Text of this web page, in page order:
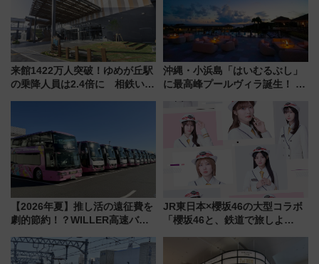
来館1422万人突破！ゆめが丘駅
の乗降人員は2.4倍に 相鉄いず
マンが登場
沖縄・小浜島「はいむるぶし」
に最高峰プールヴィラ誕生！ 石
美旅「何もしない贅沢」を体験
してみない？
【2026年夏】推し活の遠征費を
劇的節約！？WILLER高速バス
温泉の最強ルート 予約期間・
対象路線まとめ
JR東日本×櫻坂46の大型コラボ
「櫻坂46と、鉄道で旅しよ
潟・長野・庄内へ